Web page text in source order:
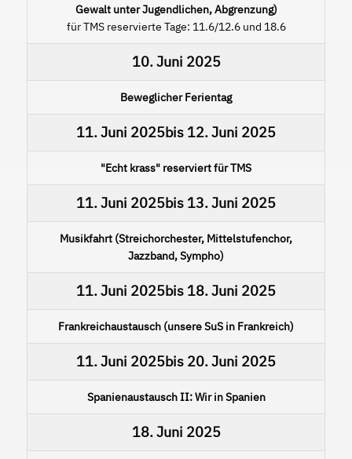
Gewalt unter Jugendlichen, Abgrenzung)
für TMS reservierte Tage: 11.6/12.6 und 18.6
10. Juni 2025
Beweglicher Ferientag
11. Juni 2025bis 12. Juni 2025
"Echt krass" reserviert für TMS
11. Juni 2025bis 13. Juni 2025
Musikfahrt (Streichorchester, Mittelstufenchor,
Jazzband, Sympho)
11. Juni 2025bis 18. Juni 2025
Frankreichaustausch (unsere SuS in Frankreich)
11. Juni 2025bis 20. Juni 2025
Spanienaustausch II: Wir in Spanien
18. Juni 2025